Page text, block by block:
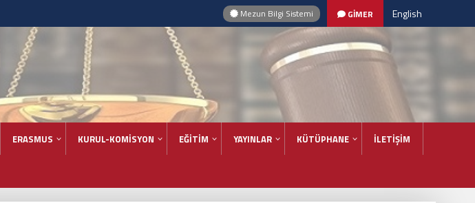
Mezun Bilgi Sistemi GİMER English
ERASMUS KURUL-KOMİSYON EĞİTİM YAYINLAR KÜTÜPHANE İLETİŞİM